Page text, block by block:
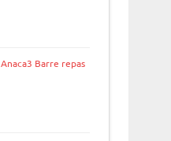
Barre repas